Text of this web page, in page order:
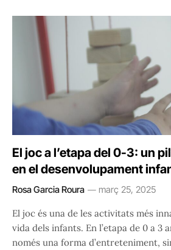
El joc a l’etapa del 0-3: un
en el desenvolupament
Rosa Garcia Roura març 25, 2025
El joc és una de les activitats més
vida dels infants. En l’etapa de 0 a 3
només una forma d’entreteniment,